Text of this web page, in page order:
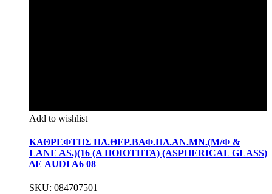
Add to wishlist
ΚΑΘΡΕΦΤΗΣ ΗΛ.ΘΕΡ.ΒΑΦ.ΗΛ.ΑΝ.ΜΝ.(Μ/Φ &
LANE AS.)(16 (Α ΠΟΙΟΤΗΤΑ) (ASPHERICAL GLASS)
ΔΕ AUDI A6 08
SKU: 084707501